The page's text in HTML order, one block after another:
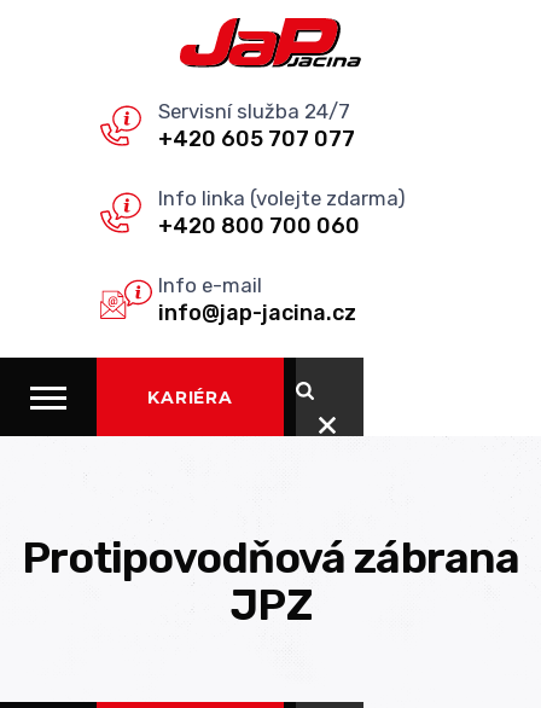
Servisní služba 24/7
+420 605 707 077
Info linka (volejte zdarma)
+420 800 700 060
Info e-mail
info@jap-jacina.cz
KARIÉRA
Protipovodňová zábrana
JPZ